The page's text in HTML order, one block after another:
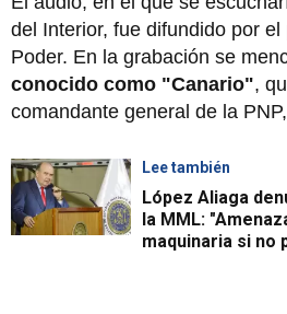
del Interior, fue difundido por
Poder. En la grabación se
conocido como "Canario",
comandante general de la
Lee también
López Aliaga
la MML:
maquinaria si no